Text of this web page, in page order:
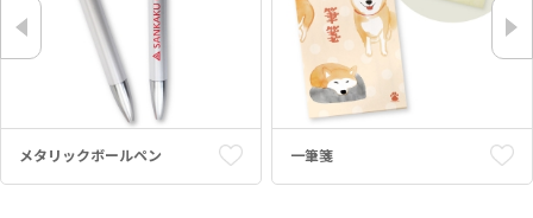
メタリックボールペン 一筆箋